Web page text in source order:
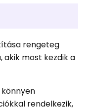
rengeteg
akik most kezdik a
rendelkezik,